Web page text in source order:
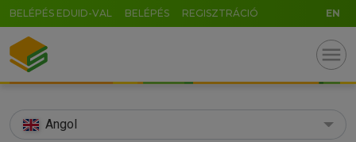
BELÉPÉS EDUID-VAL BELÉPÉS REGISZTRÁCIÓ EN
menu
Angol